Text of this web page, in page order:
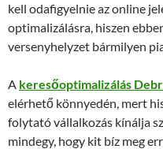
kell odafigyelnie az online
optimalizálásra, hiszen
versenyhelyzet bármilyen
A keresőoptimalizálás
elérhető könnyedén, mert
folytató vállalkozás kínálja
mindegy, hogy kit bíz meg